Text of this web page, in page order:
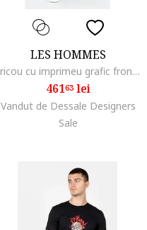
LES HOMMES
Tricou cu imprimeu grafic frontal,
46163lei
Vandut de Dessale Designers
Sale